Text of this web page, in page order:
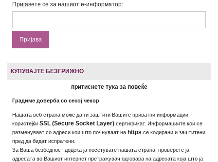
Пријавете се за нашиот е-информатор:
КУПУВАЈТЕ БЕЗГРИЖНО
притиснете тука за повеќе
Градиме доверба со секој чекор
Нашата веб страна може да ги заштити Вашите приватни информации
користејќи SSL (Secure Socket Layer) сертификат. Информациите кои се
разменуваат со адреси кои што почнуваат на https се кодирани и заштитени
пред да бидат испратени.
За Ваша безбедност додека ја посетувате нашата страна, проверете ја
адресата во Вашиот интернет претражувач одговара на адресата која што ја